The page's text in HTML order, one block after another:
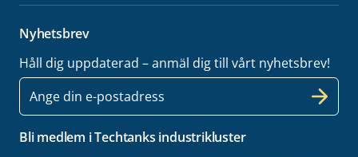
Nyhetsbrev
Håll dig uppdaterad – anmäl dig till vårt nyhetsbrev!
E-
post
Bli medlem i Techtanks industrikluster